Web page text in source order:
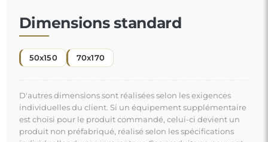
répartition, veuillez nous contacter par téléphone ou
par e-mail. Les plus grands miroirs que nous pouvons
réaliser sont de200×300 cm
ronds d'un diamètre de
invitons à envoyer votre demande accompagnée du
projet à l'adresse e-mail :boutique@alfaram.fr.